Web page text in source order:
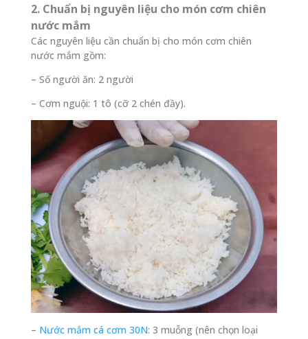
2. Chuẩn bị nguyên liệu cho món cơm chiên
nước mắm
Các nguyên liệu cần chuẩn bị cho món cơm chiên
nước mắm gồm:
– Số người ăn: 2 người
– Cơm nguội: 1 tô (cỡ 2 chén đầy).
– Nước mắm cá cơm 30N: 3 muỗng (nên chọn loại